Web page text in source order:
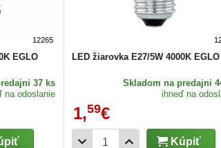
12265
EGLO
37 ks
na odoslanie
LED žiarovka E27/5W 4000K EGLO
Skladom na predajni
ihneď na
1,59€
Kúpiť